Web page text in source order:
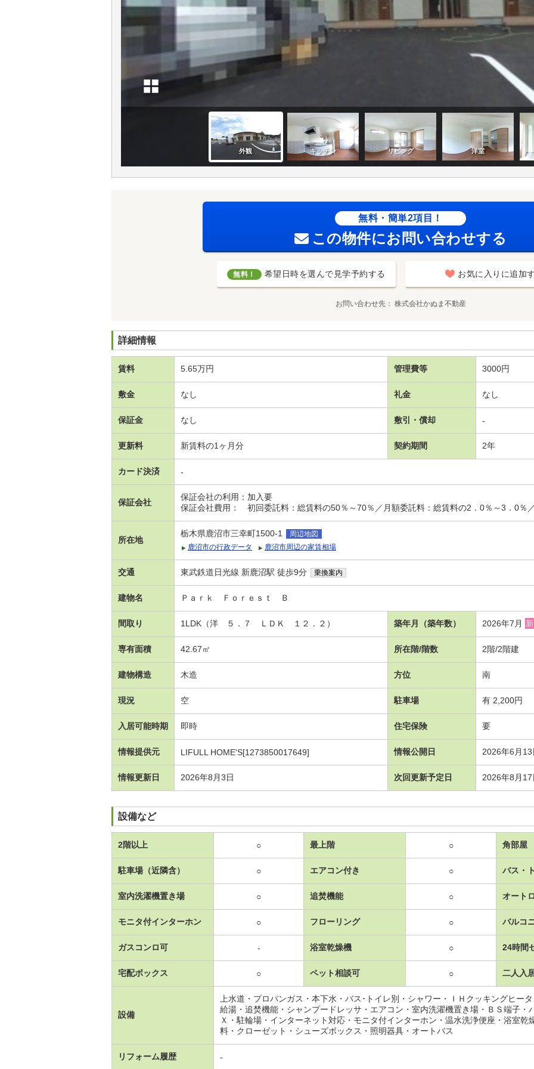
無料・簡単2項目！
この物件にお問い合わせする
無料！ 希望日時を選んで見学予約する お気に入りに追加
お問い合わせ先 株式会社かぬま不動産
詳細情報
賃料 5.65万円 管理費等 3000円
敷金 なし 礼金 なし
保証金 なし 敷引・償却 -
更新料 新賃料の1ヶ月分 契約期間 2年
カード決済 -
保証会社
保証会社の利用：加入要
保証会社費用： 初回委託料：総賃料の50％～70％／月額委託料：総賃料の2．0％～3．0％
所在地
栃木県鹿沼市三幸町1500-1
周辺地図
鹿沼市の行政データ
鹿沼市周辺の家賃相場
交通 東武鉄道日光線 新鹿沼駅 徒歩9分 乗換案内
建物名 Ｐａｒｋ Ｆｏｒｅｓｔ Ｂ
間取り 1LDK（洋 ５．７ ＬＤＫ １２．２） 築年月（築年数） 2026年7月
専有面積 42.67㎡ 所在階/階数 2階/2階建
建物構造 木造 方位 南
現況 空 駐車場 有 2,200円
入居可能時期 即時 住宅保険 要
情報提供元 LIFULL HOME'S[1273850017649] 情報公開日 2026年6月13
情報更新日 2026年8月3日 次回更新予定日 2026年8月17
設備など
2階以上 ○ 最上階 ○ 角部屋
駐車場（近隣含） ○ エアコン付き ○ バス・
室内洗濯機置き場 ○ 追焚機能 ○ オート
モニタ付インターホン ○ フローリング ○ バルコ
ガスコンロ可 - 浴室乾燥機 ○ 24時間
宅配ボックス ○ ペット相談可 ○ 二人入
設備
上水道・プロパンガス・本下水・バス･トイレ別・シャワー・ＩＨクッキングヒー
給湯・追焚機能・シャンプードレッサ・エアコン・室内洗濯機置き場・ＢＳ端子・
Ｘ・駐輪場・インターネット対応・モニタ付インターホン・温水洗浄便座・浴室
料・クローゼット・シューズボックス・照明器具・オートバス
リフォーム履歴 -